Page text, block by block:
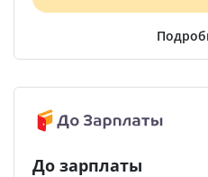
До зарплаты